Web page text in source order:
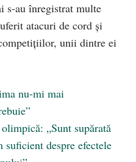
au înregistrat multe
atacuri de cord și
unii dintre ei
nu-mi mai
„Sunt supărată
despre efectele